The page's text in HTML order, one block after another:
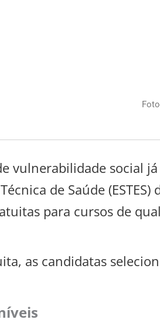
vulnerabilidade social
de Saúde
para cursos de
as candidatas